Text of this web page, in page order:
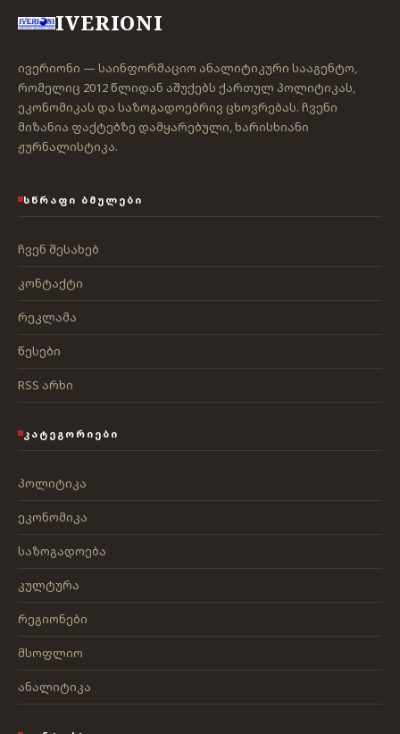
IVERIONI
ივერიონი — საინფორმაციო ანალიტიკური სააგენტო,
რომელიც 2012 წლიდან აშუქებს ქართულ პოლიტიკას,
ეკონომიკას და საზოგადოებრივ ცხოვრებას. ჩვენი
მიზანია ფაქტებზე დამყარებული, ხარისხიანი
ჟურნალისტიკა.
ᲡᲬᲠᲐᲤᲘ ᲑᲛᲣᲚᲔᲑᲘ
ჩვენ შესახებ
კონტაქტი
რეკლამა
წესები
RSS არხი
ᲙᲐᲢᲔᲒᲝᲠᲘᲔᲑᲘ
პოლიტიკა
ეკონომიკა
საზოგადოება
კულტურა
რეგიონები
მსოფლიო
ანალიტიკა